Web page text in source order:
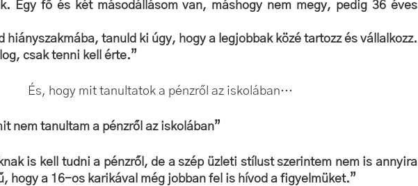
Egy fő és két másodállásom van, máshogy nem megy, pedig 36 éves
hiányszakmába, tanuld ki úgy, hogy a legjobbak közé tartozz és vállalkozz.
csak tenni kell érte.”
És, hogy mit tanultatok a pénzről az iskolában…
nem tanultam a pénzről az iskolában”
is kell tudni a pénzről, de a szép üzleti stílust szerintem nem is annyira
hogy a 16-os karikával még jobban fel is hívod a figyelmüket.”